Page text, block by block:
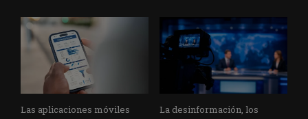
Las aplicaciones móviles
La desinformación, los